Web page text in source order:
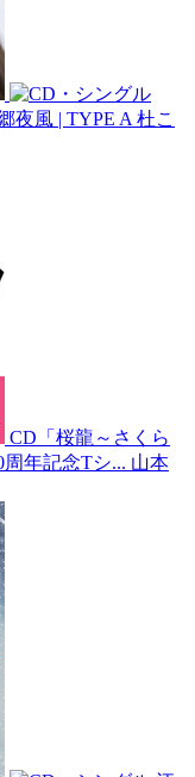
夜風 | TYPE A 杜こ
CD「桜龍～さくら
年記念Tシ... 山本